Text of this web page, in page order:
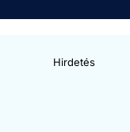
Hirdetés